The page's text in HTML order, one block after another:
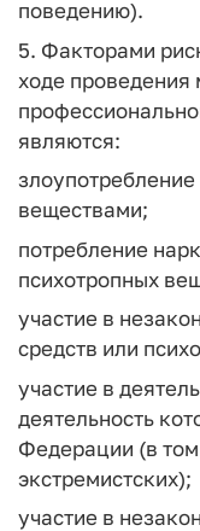
поведению).
5. Факторами
ходе проведения
являются:
веществами;
потребление
психотропных
участие в
средств или
участие в
деятельность
Федерации (в том
экстремистских);
участие в